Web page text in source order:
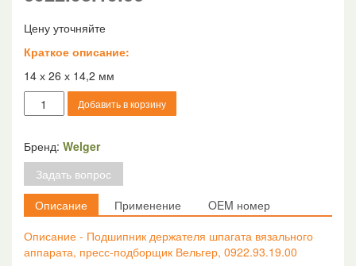
Цену уточняйте
Краткое описание:
14 х 26 х 14,2 мм
Количество
товара
держателя
шпагата
вязального
аппарата,
пресс-
Вельгер,
0922.93.19.00
Добавить в корзину
Бренд: Welger
Задать вопрос
Описание
Применение
OEM номер
Описание - Подшипник держателя шпагата вязального
аппарата, пресс-подборщик Вельгер, 0922.93.19.00